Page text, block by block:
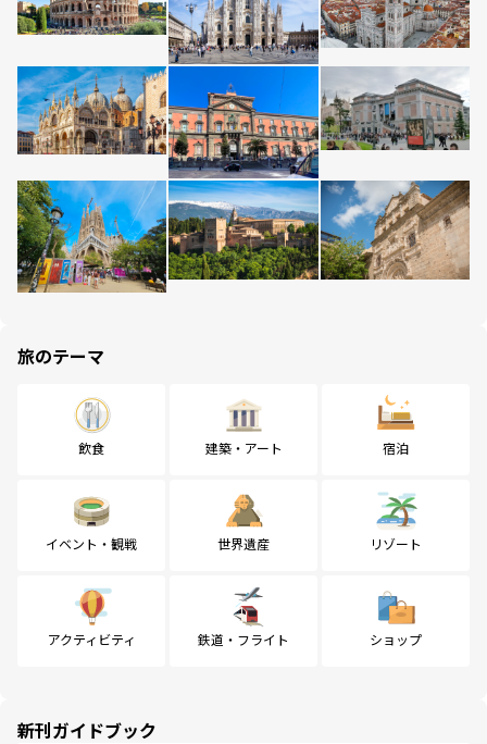
旅のテーマ
飲食 建築・アート 宿泊
イベント・観戦 世界遺産 リゾート
アクティビティ 鉄道・フライト ショップ
新刊ガイドブック